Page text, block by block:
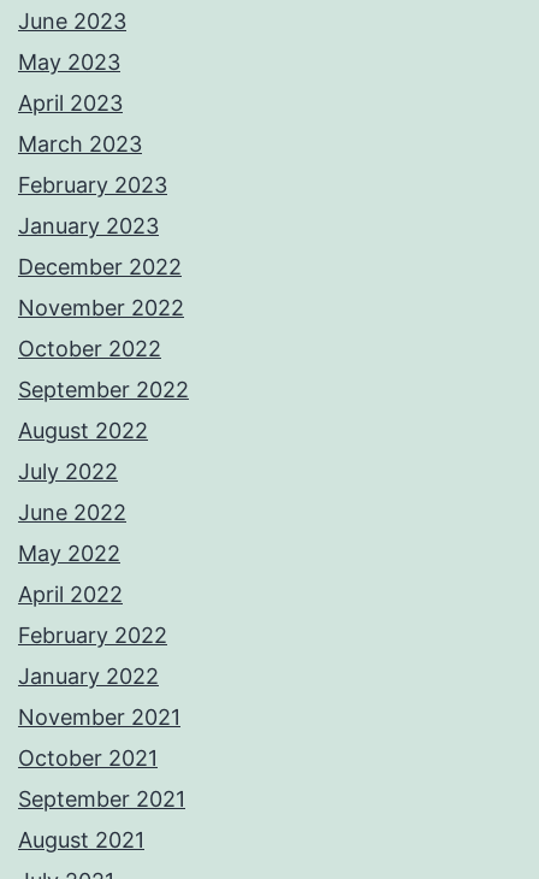
June 2023
May 2023
April 2023
March 2023
February 2023
January 2023
December 2022
November 2022
October 2022
September 2022
August 2022
July 2022
June 2022
May 2022
April 2022
February 2022
January 2022
November 2021
October 2021
September 2021
August 2021